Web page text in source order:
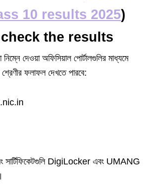
10 results 2025)
the results
নিম্নে দেওয়া অফিসিয়াল পোর্টালগুলির মাধ্যমে
ফলাফল দেখতে পারবে:
সার্টিফিকেটগুলি DigiLocker এবং UMANG